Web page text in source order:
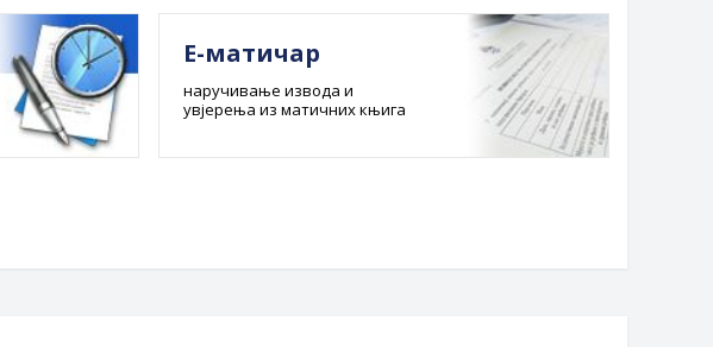
Е-матичар
наручивање извода и
увјерења из матичних књига